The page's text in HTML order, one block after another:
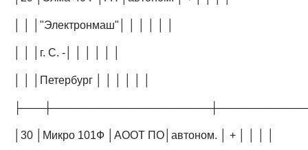
│ │ │"Электронмаш"│ │ │ │ │ │
│ │ │г. С. -│ │ │ │ │ │
│ │ │Петербург │ │ │ │ │ │
│30 │Микро 101Ф │АООТ ПО│автоном. │ + │ │ │ │